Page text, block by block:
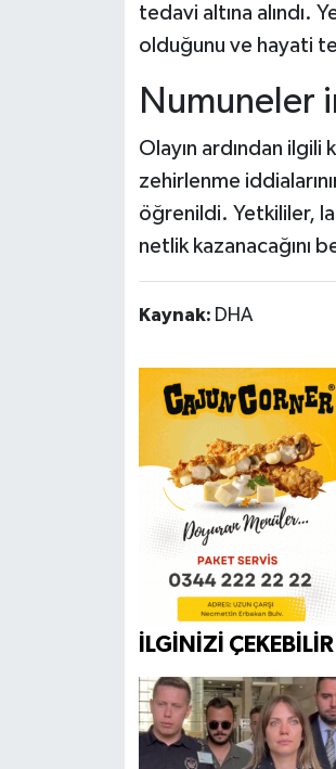
tedavi altına alındı.
olduğunu ve hayati
Numuneler
Olayın ardından ilgili
zehirlenme
öğrenildi. Yetkililer,
netlik kazanacağını
Kaynak: DHA